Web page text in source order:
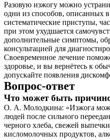
Разовую изжогу можно
одни из способов, описанных
систематические приступы,
при этом ухудшается
дополнительные симптомы,
консультацией для
Своевременное лечение
здоровье, и вы вернётесь к
допускайте появления
Вопрос-ответ
Что может быть
О. А. Молодкина: «Изжога
людей после сильного
черного хлеба, свежей
кисломолочных продуктов,